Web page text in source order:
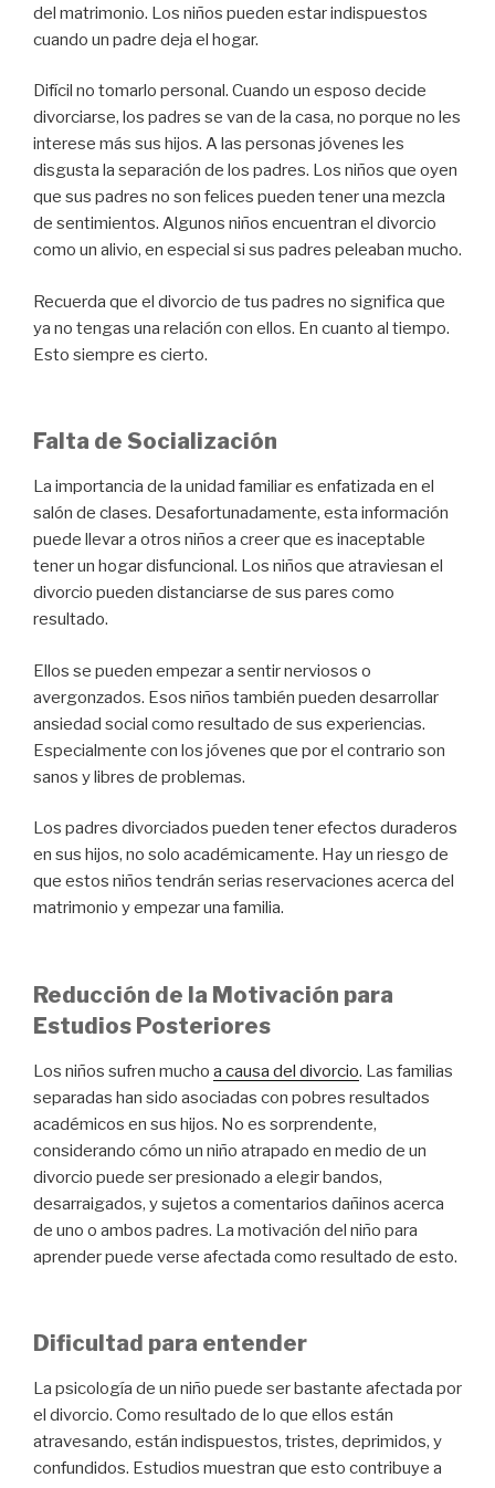
del matrimonio. Los niños pueden estar indispuestos
cuando un padre deja el hogar.
Difícil no tomarlo personal. Cuando un esposo decide
divorciarse, los padres se van de la casa, no porque no les
interese más sus hijos. A las personas jóvenes les
disgusta la separación de los padres. Los niños que oyen
que sus padres no son felices pueden tener una mezcla
de sentimientos. Algunos niños encuentran el divorcio
como un alivio, en especial si sus padres peleaban mucho.
Recuerda que el divorcio de tus padres no significa que
ya no tengas una relación con ellos. En cuanto al tiempo.
Esto siempre es cierto.
Falta de Socialización
La importancia de la unidad familiar es enfatizada en el
salón de clases. Desafortunadamente, esta información
puede llevar a otros niños a creer que es inaceptable
tener un hogar disfuncional. Los niños que atraviesan el
divorcio pueden distanciarse de sus pares como
resultado.
Ellos se pueden empezar a sentir nerviosos o
avergonzados. Esos niños también pueden desarrollar
ansiedad social como resultado de sus experiencias.
Especialmente con los jóvenes que por el contrario son
sanos y libres de problemas.
Los padres divorciados pueden tener efectos duraderos
en sus hijos, no solo académicamente. Hay un riesgo de
que estos niños tendrán serias reservaciones acerca del
matrimonio y empezar una familia.
Reducción de la Motivación para
Estudios Posteriores
Los niños sufren mucho a causa del divorcio. Las familias
separadas han sido asociadas con pobres resultados
académicos en sus hijos. No es sorprendente,
considerando cómo un niño atrapado en medio de un
divorcio puede ser presionado a elegir bandos,
desarraigados, y sujetos a comentarios dañinos acerca
de uno o ambos padres. La motivación del niño para
aprender puede verse afectada como resultado de esto.
Dificultad para entender
La psicología de un niño puede ser bastante afectada por
el divorcio. Como resultado de lo que ellos están
atravesando, están indispuestos, tristes, deprimidos, y
confundidos. Estudios muestran que esto contribuye a